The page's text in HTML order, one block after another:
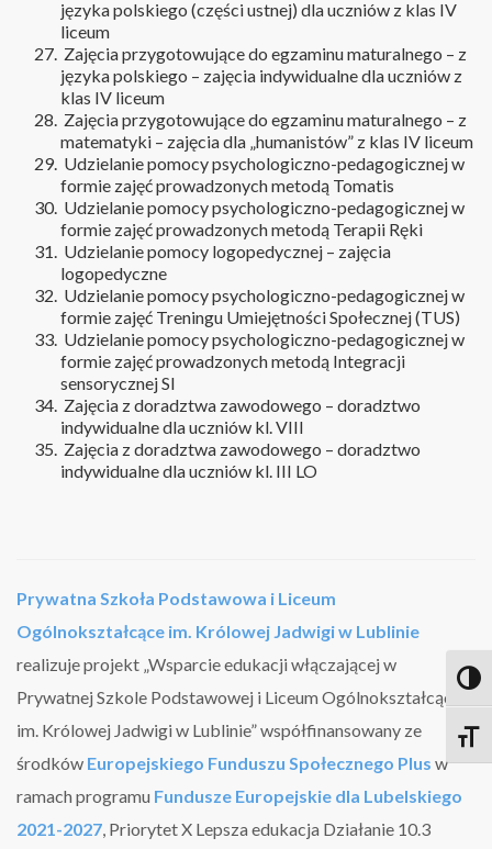
języka polskiego (części ustnej) dla uczniów z klas IV
liceum
Zajęcia przygotowujące do egzaminu maturalnego – z
języka polskiego – zajęcia indywidualne dla uczniów z
klas IV liceum
Zajęcia przygotowujące do egzaminu maturalnego – z
matematyki – zajęcia dla „humanistów” z klas IV liceum
Udzielanie pomocy psychologiczno-pedagogicznej w
formie zajęć prowadzonych metodą Tomatis
Udzielanie pomocy psychologiczno-pedagogicznej w
formie zajęć prowadzonych metodą Terapii Ręki
Udzielanie pomocy logopedycznej – zajęcia
logopedyczne
Udzielanie pomocy psychologiczno-pedagogicznej w
formie zajęć Treningu Umiejętności Społecznej (TUS)
Udzielanie pomocy psychologiczno-pedagogicznej w
formie zajęć prowadzonych metodą Integracji
sensorycznej SI
Zajęcia z doradztwa zawodowego – doradztwo
indywidualne dla uczniów kl. VIII
Zajęcia z doradztwa zawodowego – doradztwo
indywidualne dla uczniów kl. III LO
Prywatna Szkoła Podstawowa i Liceum
Ogólnokształcące im. Królowej Jadwigi w Lublinie
realizuje projekt „Wsparcie edukacji włączającej w
Prywatnej Szkole Podstawowej i Liceum Ogólnokształcącym
im. Królowej Jadwigi w Lublinie” współfinansowany ze
środków Europejskiego Funduszu Społecznego Plus w
ramach programu Fundusze Europejskie dla Lubelskiego
2021-2027 , Priorytet X Lepsza edukacja Działanie 10.3